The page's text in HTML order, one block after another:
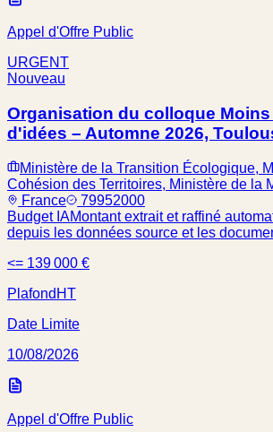
Appel d'Offre Public
URGENT
Nouveau
Organisation du colloque
d'idées – Automne 2026,
Ministère de la Transition Écologique,
Cohésion des Territoires, Ministère de la
France
79952000
Budget IAMontant extrait et raffiné
depuis les données source et les
<= 139 000 €
Plafond HT
Date Limite
10/08/2026
Appel d'Offre Public